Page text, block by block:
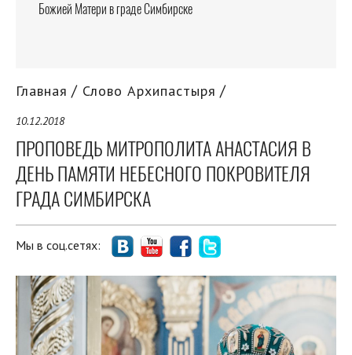
Божией Матери в граде Симбирске
Главная Слово Архипастыря
10.12.2018
ПРОПОВЕДЬ МИТРОПОЛИТА АНАСТАСИЯ В
ДЕНЬ ПАМЯТИ НЕБЕСНОГО ПОКРОВИТЕЛЯ
ГРАДА СИМБИРСКА
Мы в соц.сетях: